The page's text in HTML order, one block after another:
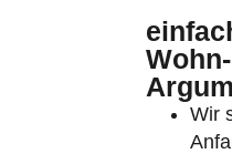
Umschalten auf hohe
Wir